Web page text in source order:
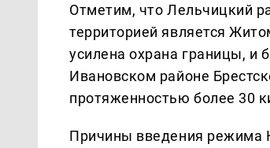
Отметим, что Лельчицкий
территорией является
усилена охрана границы, и
Ивановском районе
протяженностью более 30
Причины введения режима